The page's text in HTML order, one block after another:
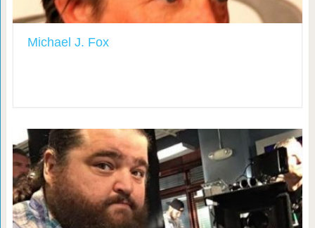
Michael J. Fox